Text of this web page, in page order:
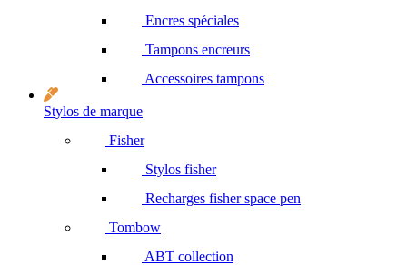
Encres spéciales
Tampons encreurs
Accessoires tampons
Stylos de marque
Fisher
Stylos fisher
Recharges fisher space pen
Tombow
ABT collection